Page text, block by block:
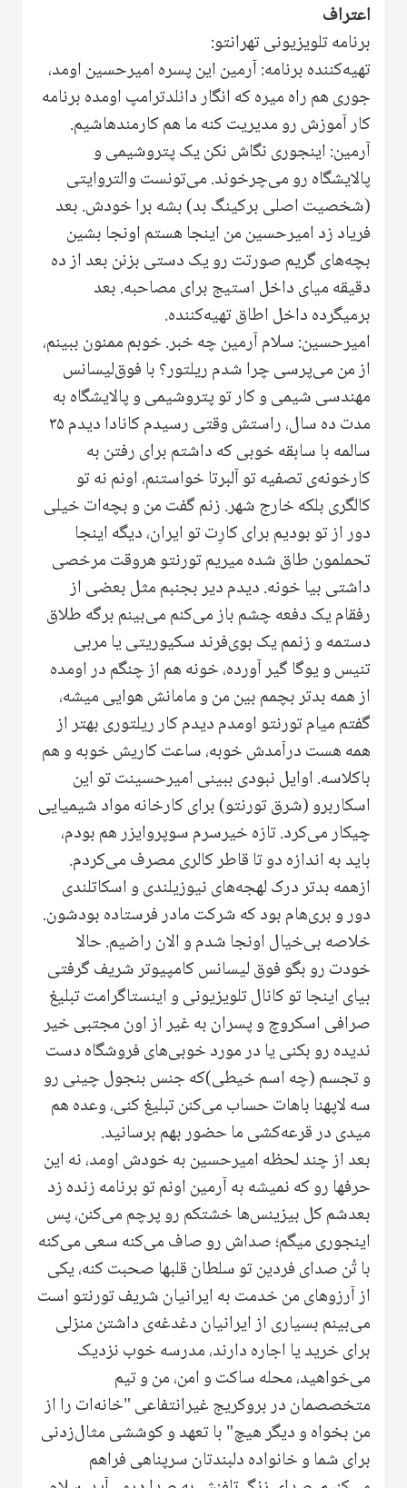
اعتراف
برنامه تلویزیونی تهرانتو:
تهیه‌کننده برنامه: آرمین این پسره امیرحسین اومد،
جوری هم راه میره که انگار دانلدترامپ اومده برنامه
کار آموزش رو مدیریت کنه ما هم کارمندهاشیم.
آرمین: اینجوری نگاش نکن یک پتروشیمی و
پالایشگاه رو می‌چرخوند. می‌تونست والتروایتی
(شخصیت اصلی برکینگ بد‌) بشه برا خودش. بعد
فریاد زد امیرحسین من اینجا هستم اونجا بشین
بچه‌های گریم صورتت رو یک دستی بزنن بعد از ده
دقیقه میای داخل استیج برای مصاحبه. بعد
برمیگرده داخل اطاق تهیه‌کننده.
امیرحسین: سلام آرمین چه خبر. خوبم ممنون ببینم،
از من می‌پرسی چرا شدم ریلتور؟ با فوق‌لیسانس
مهندسی شیمی و کار تو پتروشیمی و پالایشگاه به
مدت ده سال، راستش وقتی رسیدم کانادا دیدم ۳۵
سالمه با سابقه خوبی که داشتم برای رفتن به
کارخونه‌ی تصفیه تو آلبرتا خواستنم، اونم نه تو
کالگری بلکه خارج شهر. زنم گفت من و بچه‌ات خیلی
دور از تو بودیم برای کارِت تو ایران، دیگه اینجا
تحملمون طاق شده میریم تورنتو هروقت مرخصی
داشتی بیا خونه. دیدم دیر بجنبم مثل بعضی از
رفقام یک دفعه چشم باز می‌کنم می‌بینم برگه طلاق
دستمه و زنمم یک بوی‌فرند سکیوریتی یا مربی
تنیس و یوگا گیر آورده، خونه هم از چنگم در اومده
از همه بدتر بچمم بین من و مامانش هوایی میشه‌،
گفتم میام تورنتو اومدم دیدم کار ریلتوری بهتر از
همه هست درآمدش خوبه، ساعت کاریش خوبه و هم
باکلاسه. اوایل نبودی ببینی امیرحسینت تو این
اسکاربرو (شرق تورنتو) برای کارخانه مواد شیمیایی
چیکار می‌کرد. تازه خیرسرم سوپروایزر هم بودم‌،
باید به اندازه دو تا قاطر کالری مصرف می‌کردم‌.
ازهمه بدتر درک لهجه‌های نیوزیلندی و اسکاتلندی
دور و بری‌هام بود که شرکت مادر فرستاده بودشون.
خلاصه بی‌خیال اونجا شدم و الان راضیم. حالا
خودت رو بگو فوق لیسانس کامپیوتر شریف گرفتی
بیای اینجا تو کانال تلویزیونی و اینستاگرامت تبلیغ
صرافی اسکروچ و پسران به غیر از اون مجتبی خیر
ندیده رو بکنی یا در مورد خوبی‌های فروشگاه دست
و تجسم (چه اسم خیطی)که جنس بنجول چینی رو
سه لاپهنا باهات حساب می‌کنن تبلیغ کنی، وعده هم
میدی در قرعه‌کشی ما حضور بهم برسانید.
بعد از چند لحظه امیرحسین به خودش اومد، نه این
حرفها رو که نمیشه به آرمین اونم تو برنامه زنده زد
بعدشم کل بیزینس‌ها خشتکم رو پرچم می‌کنن، پس
اینجوری میگم؛ صداش رو صاف می‌کنه سعی می‌کنه
با تُن صدای فردین تو سلطان قلبها صحبت کنه‌، یکی
از آرزوهای من خدمت به ایرانیان شریف تورنتو است
می‌بینم بسیاری از ایرانیان دغدغه‌ی داشتن منزلی
برای خرید یا اجاره دارند، مدرسه خوب نزدیک
می‌خواهید، محله ساکت و امن، من و تیم
متخصصمان در بروکریج غیرانتفاعی "خانه‌ات را از
من بخواه و دیگر هیچ" با تعهد و کوششی مثال‌زدنی
برای شما و خانواده دلبندتان سرپناهی فراهم